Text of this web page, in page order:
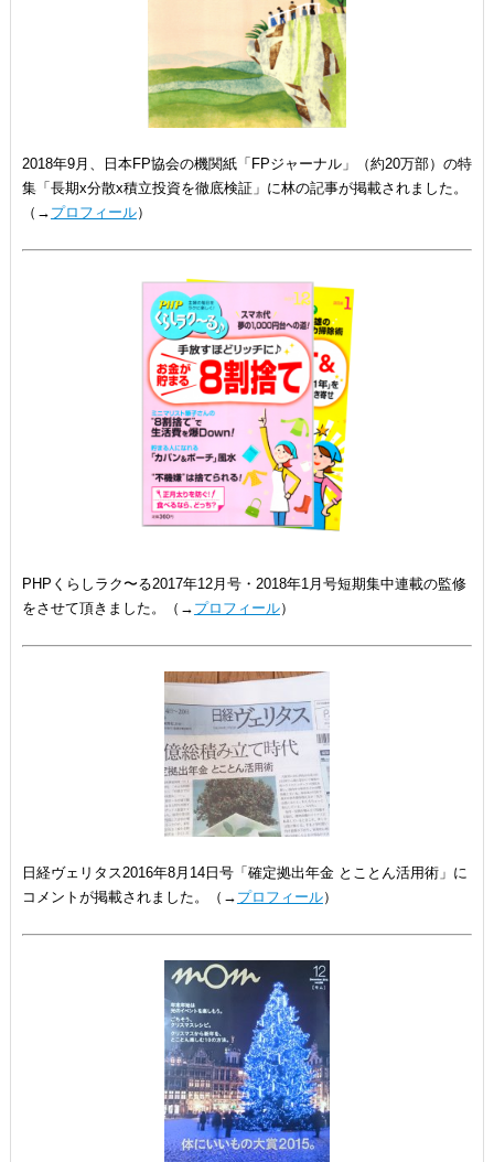
2018年9月、日本FP協会の機関紙「FPジャーナル」（約20万部）の特
集「長期x分散x積立投資を徹底検証」に林の記事が掲載されました。
（→ プロフィール）
PHPくらしラク〜る2017年12月号・2018年1月号短期集中連載の監修
をさせて頂きました。（→ プロフィール）
日経ヴェリタス2016年8月14日号「確定拠出年金 とことん活用術」に
コメントが掲載されました。（→ プロフィール）